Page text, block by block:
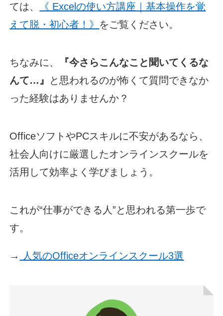
ては、
《 Excelの使い方講座｜基本操作を覚
えて脱・初心者！》 をご覧ください。
ちなみに、
『今さらこんなこと聞いてくるな
んて…』
と思われるのが怖くて質問できなか
った経験はありませんか？
OfficeソフトやPCスキルに不安があるなら、
社会人向けに厳選したオンラインスクールを
活用して効率よく学びましょう。
これが“仕事ができる人”と思われる第一歩で
す。
→ 人気のOfficeオンラインスクール3選